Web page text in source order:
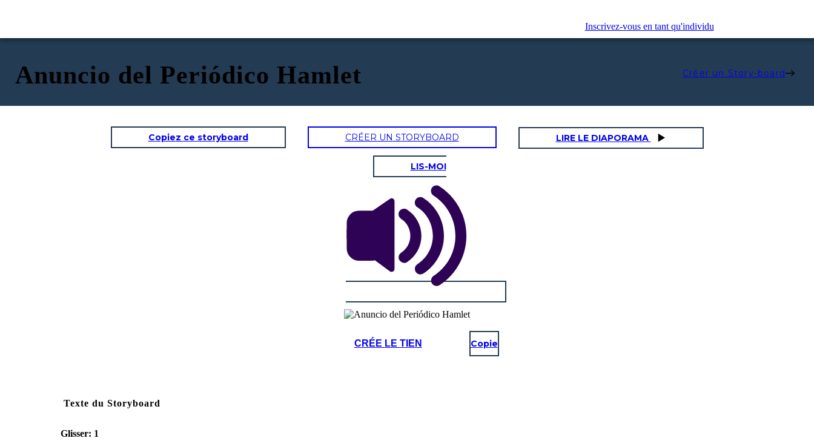
Inscrivez-vous en tant qu'individu
Anuncio del Periódico Hamlet Créer un Story-board
Copiez ce storyboard CRÉER UN STORYBOARD LIRE LE DIAPORAMA
LIS-MOI
CRÉE LE TIEN Copie
Texte du Storyboard
Glisser: 1